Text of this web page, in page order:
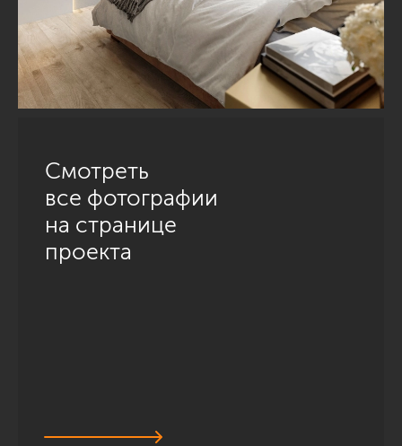
Смотреть
все фотографии
на странице
проекта